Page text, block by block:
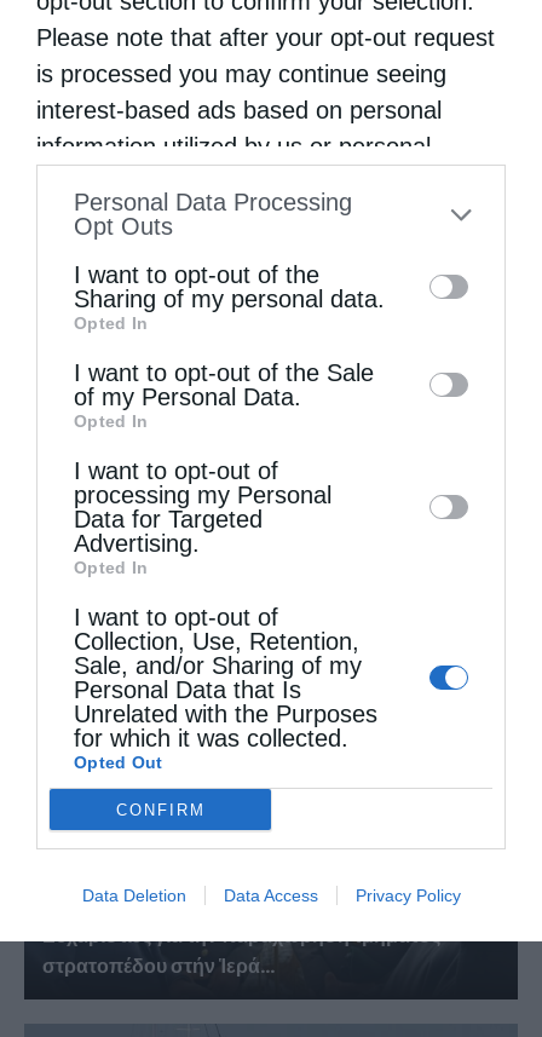
Please note that after your opt-out request
is processed you may continue seeing
interest-based ads based on personal
information utilized by us or personal
to your opt-out. You may separately opt-out
information by third parties on the IAB’s list
of downstream participants. This
information may also be disclosed by us to
third parties on theIAB’s List of
Downstream Participants
disclose it to other third parties.
Personal Data Processing
Opt Outs
I want to opt-out of the
Sharing of my personal data.
Opted In
I want to opt-out of the Sale
of my Personal Data.
Opted In
I want to opt-out of
processing my Personal
Data for Targeted
Advertising.
Opted In
I want to opt-out of
Collection, Use, Retention,
Sale, and/or Sharing of my
Personal Data that Is
Unrelated with the Purposes
for which it was collected.
Opted Out
CONFIRM
Data Deletion Data Access Privacy Policy
Δημητριάδος Ιγνάτιος: «Η Παναγία μας δείχνει τον
δρόμο...
Η εορτή της Μεταμορφώσεως του Σωτήρος σε
Μεταμόρφωση...
Εὐχαριστίες γιά τήν παραχώρηση τμήματος
στρατοπέδου στήν Ἱερά...